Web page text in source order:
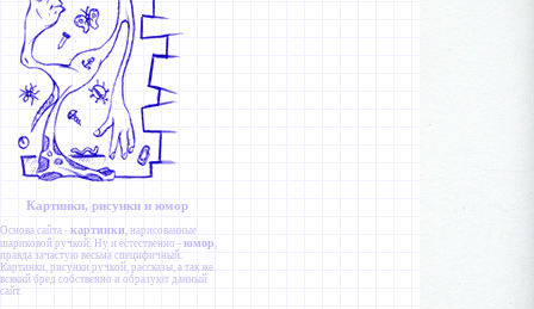
Картинки, рисунки и юмор
Основа сайта - картинки , нарисованные
шариковой ручкой. Ну и естественно - юмор ,
правда зачастую весьма специфичный.
Картинки, рисунки ручкой, рассказы, а так же
всякий бред собственно и образуют данный
сайт.